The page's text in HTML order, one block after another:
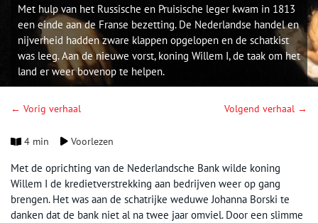
Met hulp van het Russische en Pruisische leger kwam in 1813
een einde aan de Franse bezetting. De Nederlandse handel en
nijverheid hadden zware klappen opgelopen en de schatkist
was leeg. Aan de nieuwe vorst, koning Willem I, de taak om het
land er weer bovenop te helpen.
← Vorig verhaal Volgend verhaal →
4 min Voorlezen
Met de oprichting van de Nederlandsche Bank wilde koning
Willem I de kredietverstrekking aan bedrijven weer op gang
brengen. Het was aan de schatrijke weduwe Johanna Borski te
danken dat de bank niet al na twee jaar omviel. Door een slimme